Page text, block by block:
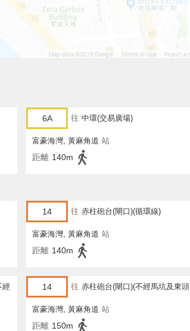
6A 往 中環(交易廣場)
富豪海灣, 黃麻角道 站
距離 140m
14 往 赤柱砲台(閘口)(循環線)
富豪海灣, 黃麻角道 站
距離 140m
經 14 往 赤柱砲台(閘口)(不經馬坑及東頭
灣道)
富豪海灣, 黃麻角道 站
距離 150m